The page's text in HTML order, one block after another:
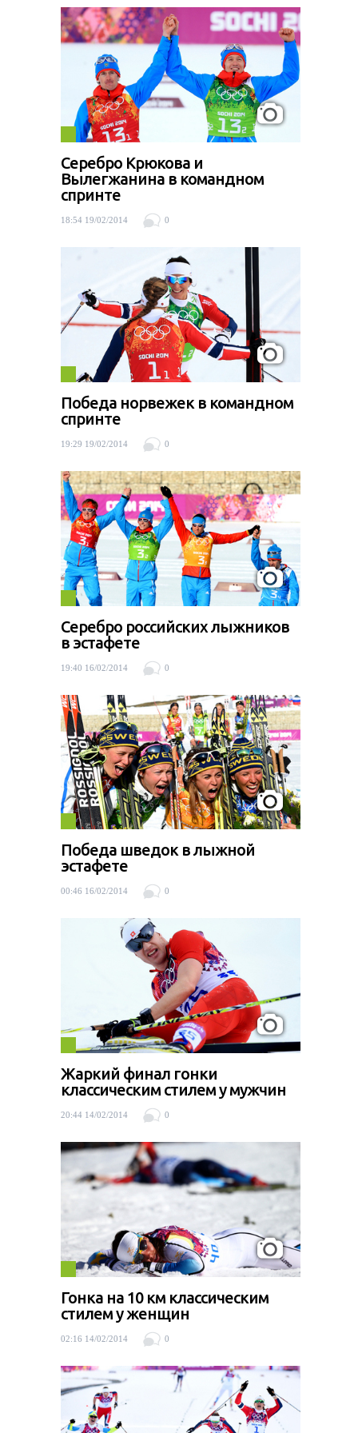
Серебро Крюкова и
Вылегжанина в командном
спринте
18:54 19/02/2014 0
Победа норвежек в командном
спринте
19:29 19/02/2014 0
Серебро российских лыжников
в эстафете
19:40 16/02/2014 0
Победа шведок в лыжной
эстафете
00:46 16/02/2014 0
Жаркий финал гонки
классическим стилем у мужчин
20:44 14/02/2014 0
Гонка на 10 км классическим
стилем у женщин
02:16 14/02/2014 0